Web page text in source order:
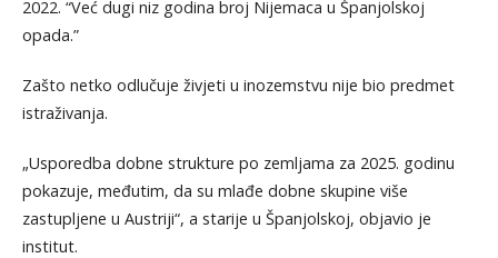
2022. “Već dugi niz godina broj Nijemaca u Španjolskoj
opada.”
Zašto netko odlučuje živjeti u inozemstvu nije bio predmet
istraživanja.
„Usporedba dobne strukture po zemljama za 2025. godinu
pokazuje, međutim, da su mlađe dobne skupine više
zastupljene u Austriji“, a starije u Španjolskoj, objavio je
institut.